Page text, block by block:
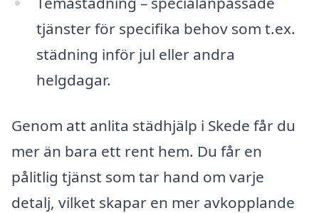
tjänster för specifika behov som t.ex.
städning inför jul eller andra
helgdagar.
Genom att anlita städhjälp i Skede får du
mer än bara ett rent hem. Du får en
pålitlig tjänst som tar hand om varje
detalj, vilket skapar en mer avkopplande